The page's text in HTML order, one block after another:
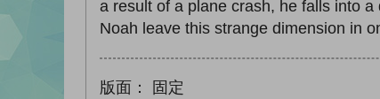
a result of a plane crash, he falls into
Noah leave this strange dimension in
版面：
固定